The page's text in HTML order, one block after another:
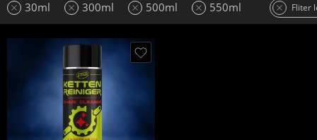
30ml 300ml 500ml 550ml Fliter